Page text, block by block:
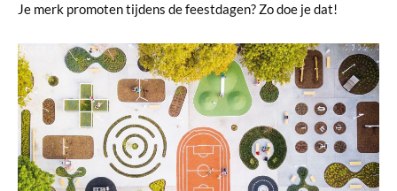
Je merk promoten tijdens de feestdagen? Zo doe je dat!